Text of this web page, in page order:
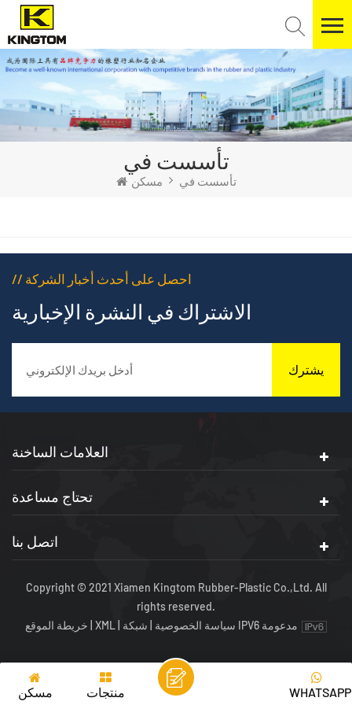
تأسست في
مسكن تأسست في
// احصل على أحدث أخبار الشركة
الاشتراك في النشرة الإخبارية
يشترك
العلامات الساخنة
تحتاج مساعدة
اتصل بنا
Copyright © 2021 Xiamen Kingtom Rubber-Plastic Co.,Ltd. All
rights reserved.
XML سياسة الخصوصية شبكة IPV6 مدعومة
مسكن منتجات WHATSAPP